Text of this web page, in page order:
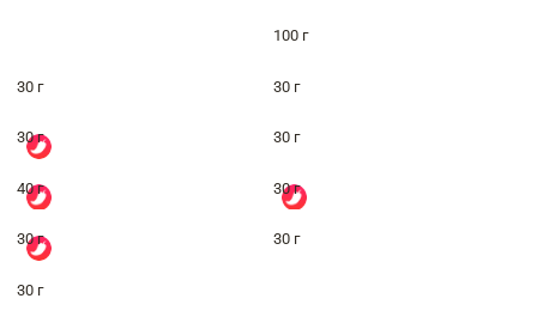
100 г
30 г 30 г
30 г 30 г
40 г 30 г
30 г 30 г
30 г